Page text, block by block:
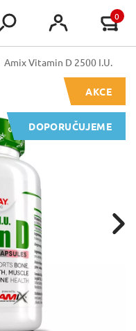
0
Amix Vitamin D 2500 I.U.
AKCE
DOPORUČUJEME